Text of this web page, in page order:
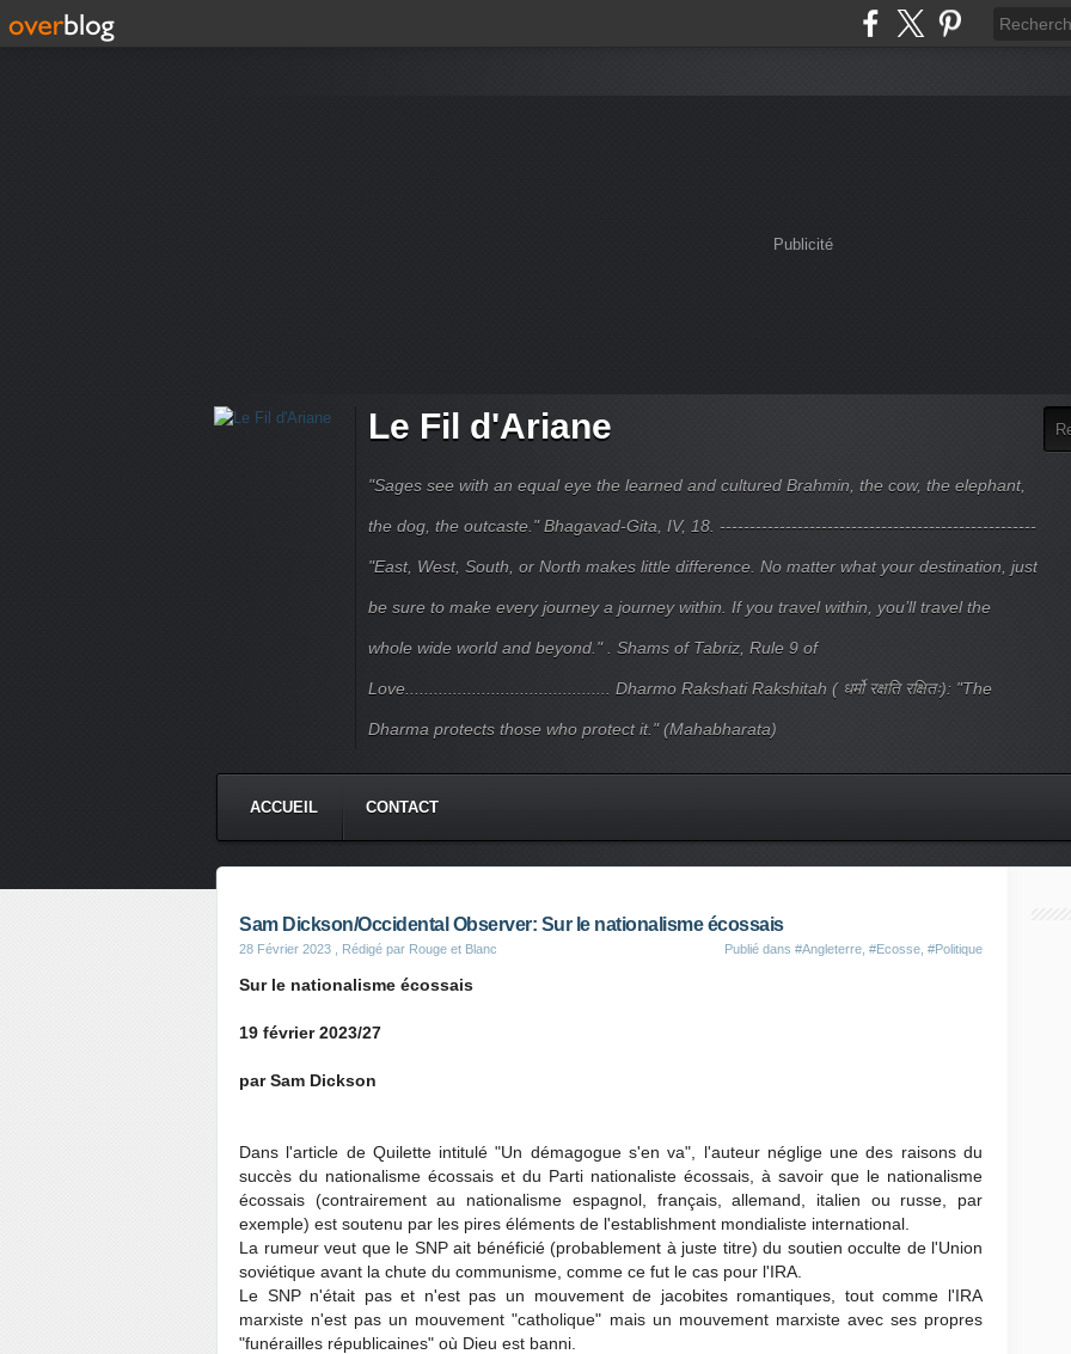
Publicité
Le Fil d'Ariane
"Sages see with an equal eye the learned and cultured Brahmin, the cow, the elephant,
the dog, the outcaste." Bhagavad-Gita, IV, 18. -----------------------------------------------------
"East, West, South, or North makes little difference. No matter what your destination, just
be sure to make every journey a journey within. If you travel within, you’ll travel the
whole wide world and beyond." . Shams of Tabriz, Rule 9 of
Love........................................... Dharmo Rakshati Rakshitah ( धर्मो रक्षति रक्षितः): "The
Dharma protects those who protect it." (Mahabharata)
ACCUEIL CONTACT
Sam Dickson/Occidental Observer: Sur le nationalisme écossais
28 Février 2023 , Rédigé par Rouge et Blanc Publié dans #Angleterre #Ecosse #Politique
Sur le nationalisme écossais
19 février 2023/27
par Sam Dickson
Dans l'article de Quilette intitulé "Un démagogue s'en va", l'auteur néglige une des raisons du
succès du nationalisme écossais et du Parti nationaliste écossais, à savoir que le nationalisme
écossais (contrairement au nationalisme espagnol, français, allemand, italien ou russe, par
exemple) est soutenu par les pires éléments de l'establishment mondialiste international.
La rumeur veut que le SNP ait bénéficié (probablement à juste titre) du soutien occulte de l'Union
soviétique avant la chute du communisme, comme ce fut le cas pour l'IRA.
Le SNP n'était pas et n'est pas un mouvement de jacobites romantiques, tout comme l'IRA
marxiste n'est pas un mouvement "catholique" mais un mouvement marxiste avec ses propres
"funérailles républicaines" où Dieu est banni.